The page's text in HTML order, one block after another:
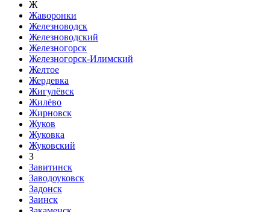
Ж
Жаворонки
Железноводск
Железноводский
Железногорск
Железногорск-Илимский
Желтое
Жердевка
Жигулёвск
Жилёво
Жирновск
Жуков
Жуковка
Жуковский
З
Завитинск
Заводоуковск
Задонск
Заинск